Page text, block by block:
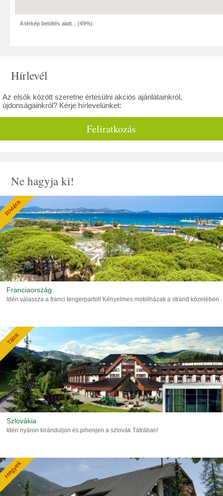
A térkép betöltés alatt... (73%)
Do you own this website?
Hírlevél
Az elsők között szeretne értesülni akciós ajánlatainkról,
újdonságainkról? Kérje hírlevelünket:
Feliratkozás
Ne hagyja ki!
Riviéra
Franciaország
Idén válassza a franci tengerpartot! Kényelmes mobilházak a strand közelében.
Tátra
Szlovákia
Idén nyáron kiránduljon és pihenjen a szlovák Tátrában!
Hegyek